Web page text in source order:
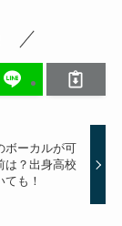
ボーカルが可
は？出身高校
も！